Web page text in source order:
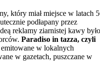
który miał miejsce w latach
podłapany przez
reklamy ziarnistej kawy było
Paradiso in tazza, czyli
emitowane w lokalnych
w gazetach, puszczane w